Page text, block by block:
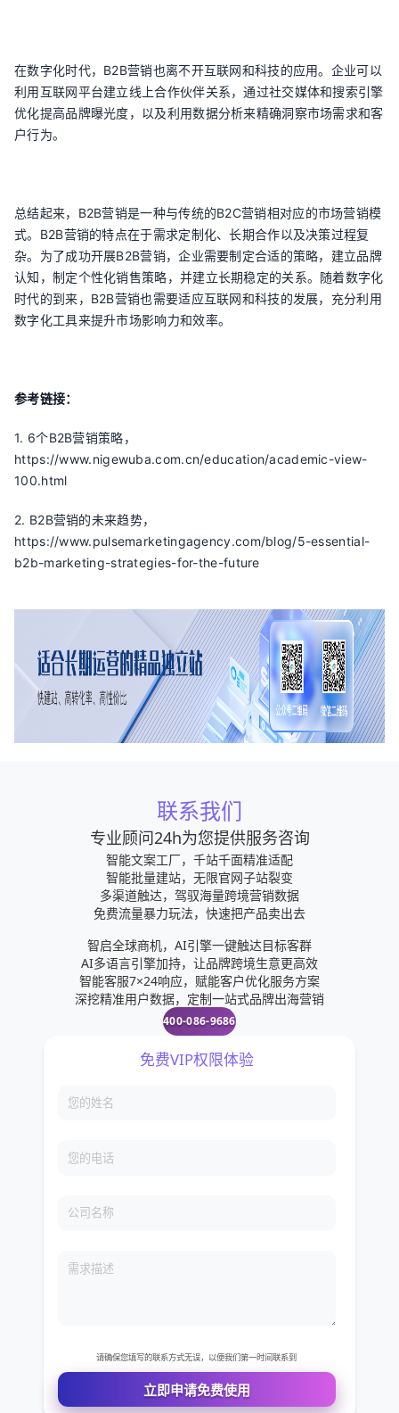
在数字化时代，B2B营销也离不开互联网和科技的应用。企业可以
利用互联网平台建立线上合作伙伴关系，通过社交媒体和搜索引擎
优化提高品牌曝光度，以及利用数据分析来精确洞察市场需求和客
户行为。
总结起来，B2B营销是一种与传统的B2C营销相对应的市场营销模
式。B2B营销的特点在于需求定制化、长期合作以及决策过程复
杂。为了成功开展B2B营销，企业需要制定合适的策略，建立品牌
认知，制定个性化销售策略，并建立长期稳定的关系。随着数字化
时代的到来，B2B营销也需要适应互联网和科技的发展，充分利用
数字化工具来提升市场影响力和效率。
参考链接：
1. 6个B2B营销策略，
https://www.nigewuba.com.cn/education/academic-view-
100.html
2. B2B营销的未来趋势，
https://www.pulsemarketingagency.com/blog/5-essential-
b2b-marketing-strategies-for-the-future
联系我们
专业顾问24h为您提供服务咨询
智能文案工厂，千站千面精准适配
智能批量建站，无限官网子站裂变
多渠道触达，驾驭海量跨境营销数据
免费流量暴力玩法，快速把产品卖出去
智启全球商机，AI引擎一键触达目标客群
AI多语言引擎加持，让品牌跨境生意更高效
智能客服7×24响应，赋能客户优化服务方案
深挖精准用户数据，定制一站式品牌出海营销
400-086-9686
您的姓名